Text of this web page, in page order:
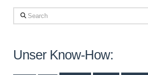
Search
Unser Know-How: